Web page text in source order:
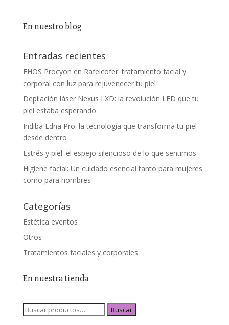
En nuestro blog
Entradas recientes
FHOS Procyon en Rafelcofer: tratamiento facial y
corporal con luz para rejuvenecer tu piel
Depilación láser Nexus LXD: la revolución LED que tu
piel estaba esperando
Indiba Edna Pro: la tecnología que transforma tu piel
desde dentro
Estrés y piel: el espejo silencioso de lo que sentimos
Higiene facial: Un cuidado esencial tanto para mujeres
como para hombres
Categorías
Estética eventos
Otros
Tratamientos faciales y corporales
En nuestra tienda
Buscar